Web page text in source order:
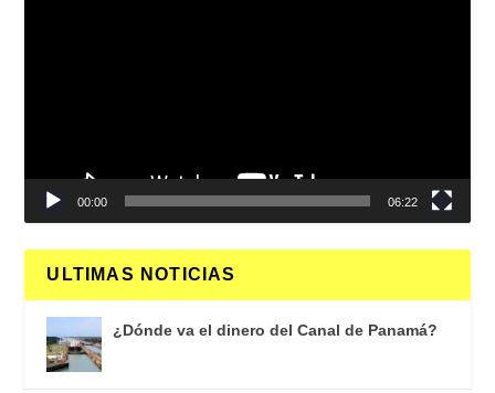
00:00 06:22
ULTIMAS NOTICIAS
¿Dónde va el dinero del Canal de Panamá?